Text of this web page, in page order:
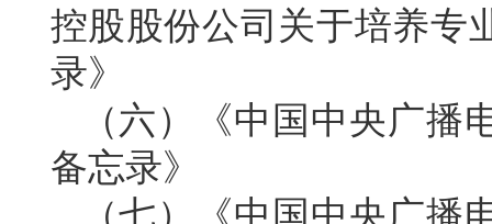
控股股份公司关于培养专
录》
（六）《中国中央广
备忘录》
（七）《中国中央广